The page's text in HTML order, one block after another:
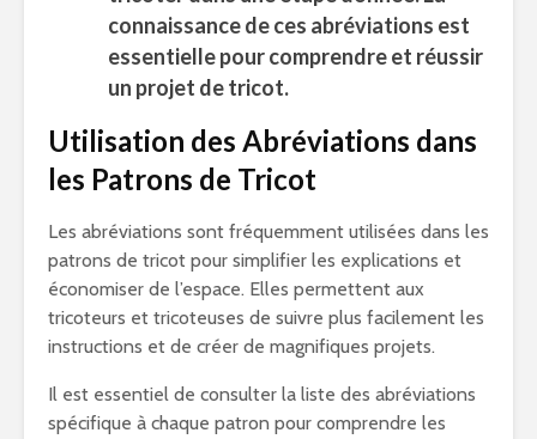
connaissance de ces abréviations est
essentielle pour comprendre et réussir
un projet de tricot.
Utilisation des Abréviations dans
les Patrons de Tricot
Les abréviations sont fréquemment utilisées dans les
patrons de tricot pour simplifier les explications et
économiser de l’espace. Elles permettent aux
tricoteurs et tricoteuses de suivre plus facilement les
instructions et de créer de magnifiques projets.
Il est essentiel de consulter la liste des abréviations
spécifique à chaque patron pour comprendre les